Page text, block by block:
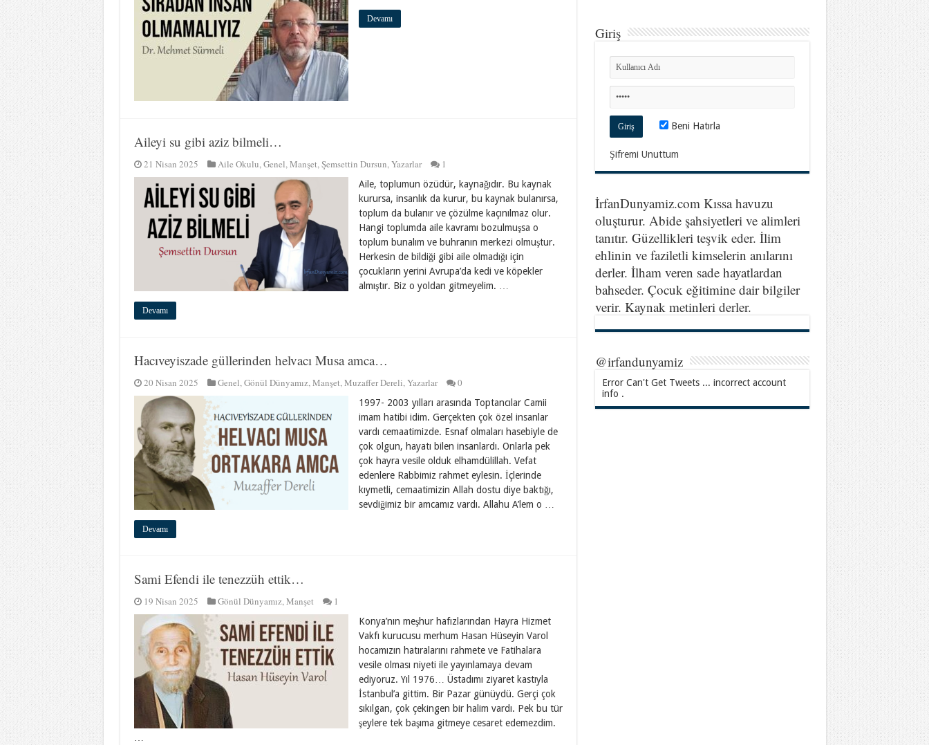
Devamı
Aileyi su gibi aziz bilmeli…
21 Nisan 2025 Aile Okulu,Genel,Manşet,Şemsettin Dursun,Yazarlar 1
Aile, toplumun özüdür, kaynağıdır. Bu kaynak
kurursa, insanlık da kurur, bu kaynak bulanırsa,
toplum da bulanır ve çözülme kaçınılmaz olur.
Hangi toplumda aile kavramı bozulmuşsa o
toplum bunalım ve buhranın merkezi olmuştur.
Herkesin de bildiği gibi aile olmadığı için
çocukların yerini Avrupa’da kedi ve köpekler
almıştır. Biz o yoldan gitmeyelim. …
Devamı
Hacıveyiszade güllerinden helvacı Musa amca…
20 Nisan 2025 Genel,Gönül Dünyamız,Manşet,Muzaffer Dereli,Yazarlar 0
1997- 2003 yılları arasında Toptancılar Camii
imam hatibi idim. Gerçekten çok özel insanlar
vardı cemaatimizde. Esnaf olmaları hasebiyle de
çok olgun, hayatı bilen insanlardı. Onlarla pek
çok hayra vesile olduk elhamdülillah. Vefat
edenlere Rabbimiz rahmet eylesin. İçlerinde
kıymetli, cemaatimizin Allah dostu diye baktığı,
sevdiğimiz bir amcamız vardı. Allahu A’lem o …
Devamı
Sami Efendi ile tenezzüh ettik…
19 Nisan 2025 Gönül Dünyamız,Manşet 1
Konya’nın meşhur hafızlarından Hayra Hizmet
Vakfı kurucusu merhum Hasan Hüseyin Varol
hocamızın hatıralarını rahmete ve Fatihalara
vesile olması niyeti ile yayınlamaya devam
ediyoruz. Yıl 1976… Üstadımı ziyaret kastıyla
İstanbul’a gittim. Bir Pazar günüydü. Gerçi çok
sıkılgan, çok çekingen bir halim vardı. Pek bu tür
şeylere tek başıma gitmeye cesaret edemezdim.
Giriş
Beni Hatırla
Şifremi Unuttum
İrfanDunyamiz.com Kıssa havuzu
oluşturur. Abide şahsiyetleri ve alimleri
tanıtır. Güzellikleri teşvik eder. İlim
ehlinin ve faziletli kimselerin anılarını
derler. İlham veren sade hayatlardan
bahseder. Çocuk eğitimine dair bilgiler
verir. Kaynak metinleri derler.
@irfandunyamiz
Error Can't Get Tweets ... incorrect account
info .